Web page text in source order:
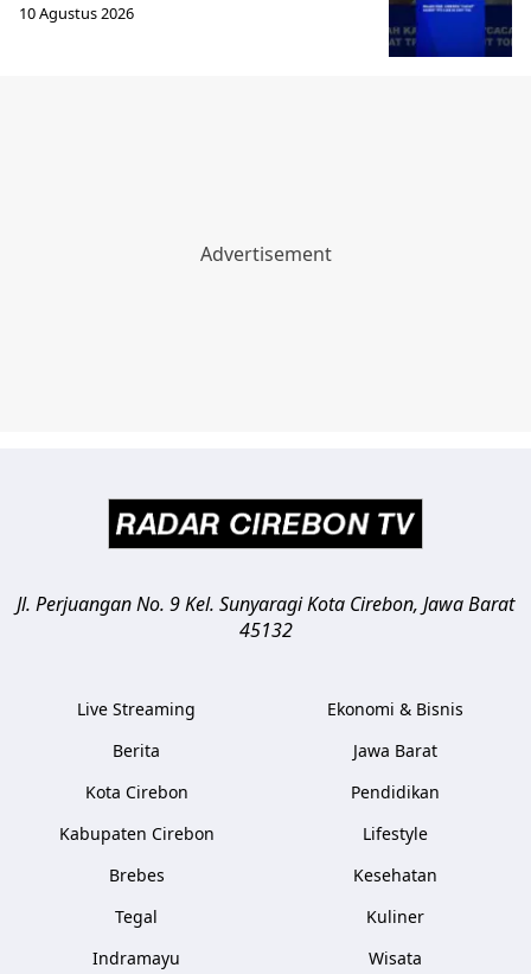
10 Agustus 2026
Jl. Perjuangan No. 9 Kel. SunyaragiKota Cirebon, Jawa Barat
45132
Live Streaming
Berita
Kota Cirebon
Kabupaten Cirebon
Brebes
Tegal
Indramayu
Ekonomi & Bisnis
Jawa Barat
Pendidikan
Lifestyle
Kesehatan
Kuliner
Wisata